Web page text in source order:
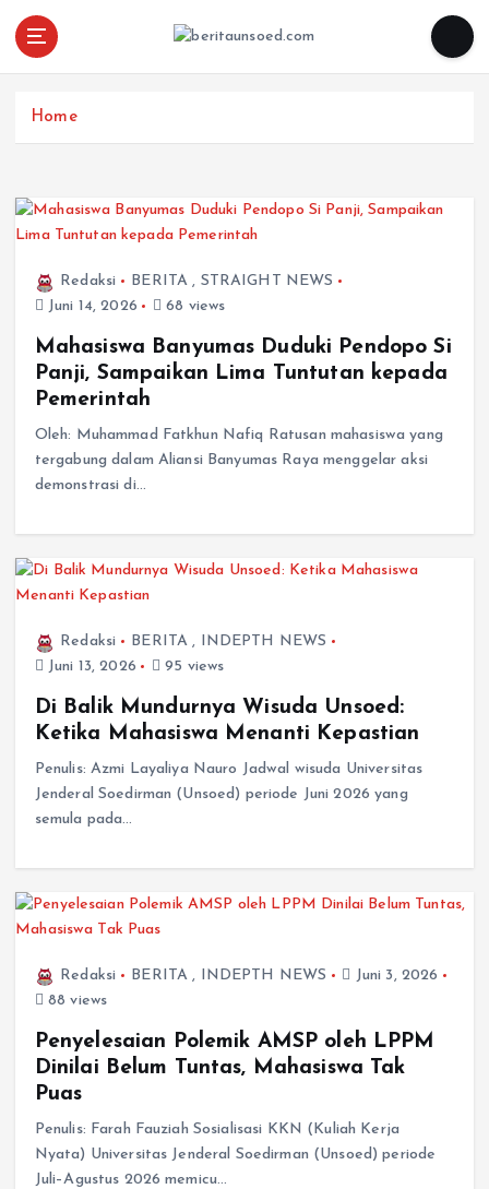
Home
Redaksi BERITA , STRAIGHT NEWS
Juni 14, 2026
68 views
Mahasiswa Banyumas Duduki Pendopo Si
Panji, Sampaikan Lima Tuntutan kepada
Pemerintah
Oleh: Muhammad Fatkhun Nafiq Ratusan mahasiswa yang
tergabung dalam Aliansi Banyumas Raya menggelar aksi
demonstrasi di…
Redaksi BERITA ,
INDEPTH NEWS
Juni 13, 2026
95 views
Di Balik Mundurnya Wisuda Unsoed:
Ketika Mahasiswa Menanti Kepastian
Penulis: Azmi Layaliya Nauro Jadwal wisuda Universitas
Jenderal Soedirman (Unsoed) periode Juni 2026 yang
semula pada…
Redaksi BERITA , INDEPTH NEWS
Juni 3, 2026
88 views
Penyelesaian Polemik AMSP oleh LPPM
Dinilai Belum Tuntas, Mahasiswa Tak
Puas
Penulis: Farah Fauziah Sosialisasi KKN (Kuliah Kerja
Nyata) Universitas Jenderal Soedirman (Unsoed) periode
Juli–Agustus 2026 memicu…